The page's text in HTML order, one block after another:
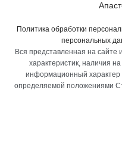
Политика обработки
персональных
Вся представленная на
характеристик, наличия
информационный характер
определяемой положениями